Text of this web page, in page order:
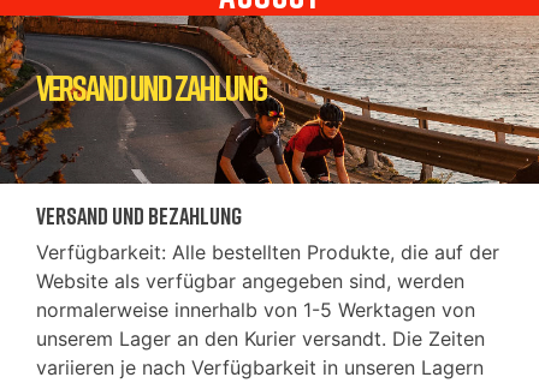
Versand und Zahlung
Versand und Bezahlung
Verfügbarkeit: Alle bestellten Produkte, die auf der
Website als verfügbar angegeben sind, werden
normalerweise innerhalb von 1-5 Werktagen von
unserem Lager an den Kurier versandt. Die Zeiten
variieren je nach Verfügbarkeit in unseren Lagern